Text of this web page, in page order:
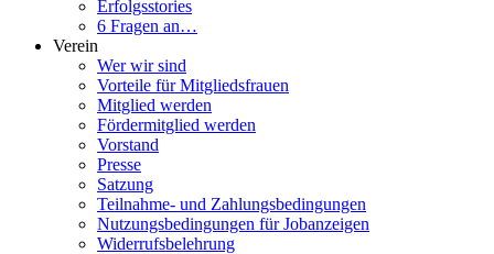
Erfolgsstories
6 Fragen an…
Verein
Wer wir sind
Vorteile für Mitgliedsfrauen
Mitglied werden
Fördermitglied werden
Vorstand
Presse
Satzung
Teilnahme- und Zahlungsbedingungen
Nutzungsbedingungen für Jobanzeigen
Widerrufsbelehrung